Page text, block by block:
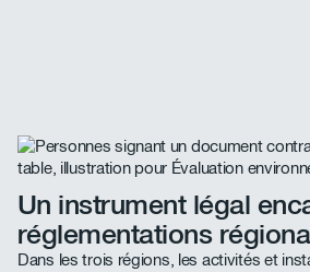
Un instrument légal
réglementations
Dans les trois régions, les activités et